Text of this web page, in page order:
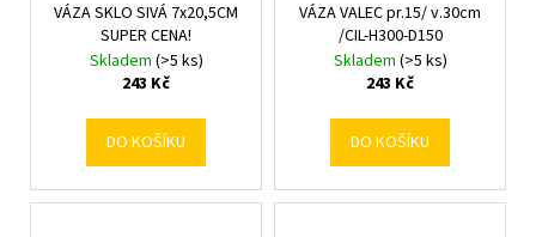
VÁZA SKLO SIVÁ 7x20,5CM
SUPER CENA!
Skladem (>5 ks)
243 Kč
DO KOŠÍKU
VÁZA VALEC pr.15/ v.30cm
/CIL-H300-D150
Skladem (>5 ks)
243 Kč
DO KOŠÍKU